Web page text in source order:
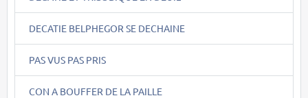
DECATIE BELPHEGOR SE DECHAINE
PAS VUS PAS PRIS
CON A BOUFFER DE LA PAILLE